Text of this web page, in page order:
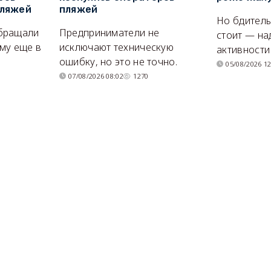
еще в
пляжей
Предприниматели не
исключают техническую
ошибку, но это не точно.
07/08/2026 08:02 1270
Но
стоит —
05/08/2026